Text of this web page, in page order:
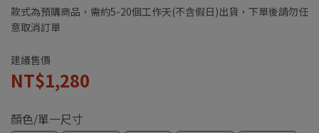
款式為預購商品，需約5-20個工作天(不含假日)出貨，下單後請勿任
意取消訂單
建議售價
NT$1,280
顏色/單一尺寸